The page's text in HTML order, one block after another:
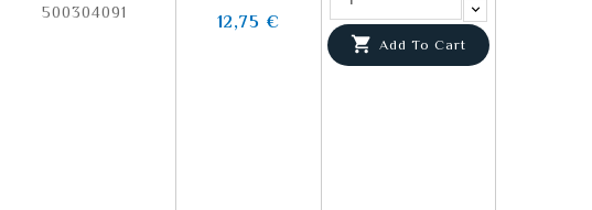
500304091 12,75 €
 Add To Cart